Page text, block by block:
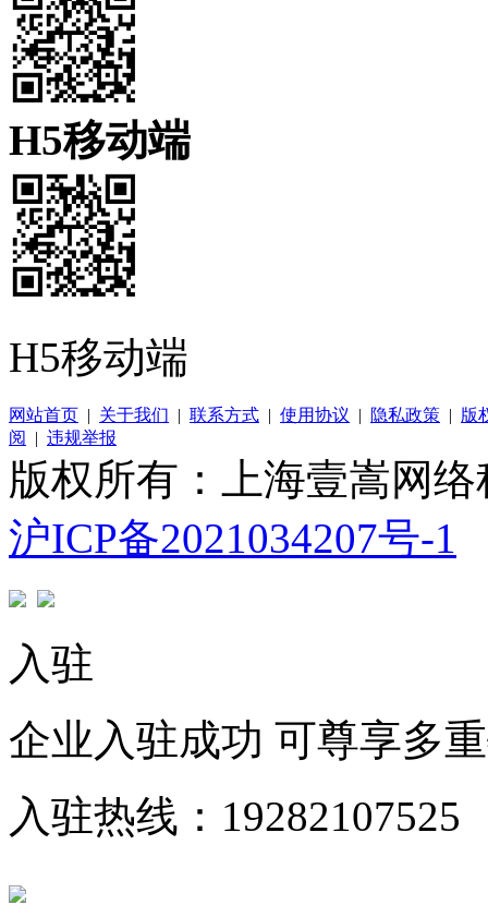
H5移动端
H5移动端
网站首页 | 关于我们 | 联系方式 | 使用协议 | 隐私政策 | 版
阅
| 违规举报
版权所有：上海壹嵩网
沪ICP备2021034207号-1
入驻
企业入驻成功 可尊享多
入驻热线：19282107525